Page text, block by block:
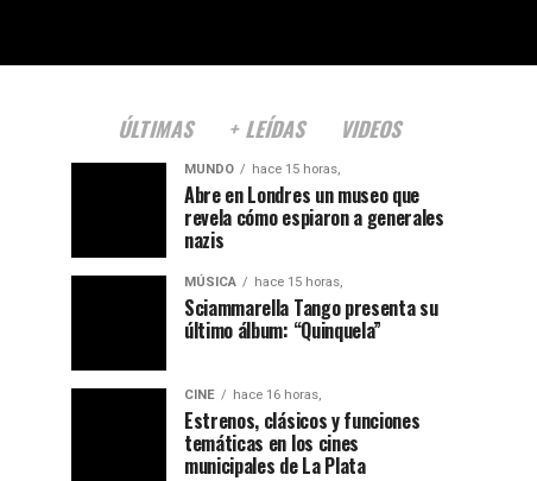
ÚLTIMAS + LEÍDAS VIDEOS
MUNDO hace 15 horas,
Abre en Londres un museo que
revela cómo espiaron a generales
nazis
MÚSICA hace 15 horas,
Sciammarella Tango presenta su
último álbum: “Quinquela”
CINE hace 16 horas,
Estrenos, clásicos y funciones
temáticas en los cines
municipales de La Plata